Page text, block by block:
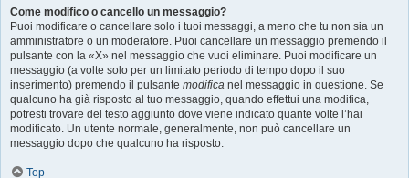
Come modifico o cancello un messaggio?
Puoi modificare o cancellare solo i tuoi messaggi, a meno che tu non sia un
amministratore o un moderatore. Puoi cancellare un messaggio premendo il
pulsante con la «X» nel messaggio che vuoi eliminare. Puoi modificare un
messaggio (a volte solo per un limitato periodo di tempo dopo il suo
inserimento) premendo il pulsante modifica nel messaggio in questione. Se
qualcuno ha già risposto al tuo messaggio, quando effettui una modifica,
potresti trovare del testo aggiunto dove viene indicato quante volte l’hai
modificato. Un utente normale, generalmente, non può cancellare un
messaggio dopo che qualcuno ha risposto.
Top